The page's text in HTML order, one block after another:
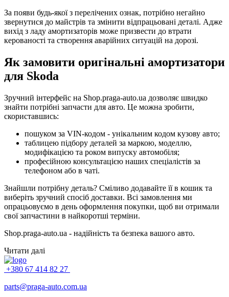
За появи будь-якої з перелічених ознак, потрібно негайно
звернутися до майстрів та змінити відпрацьовані деталі. Адже
вихід з ладу амортизаторів може призвести до втрати
керованості та створення аварійних ситуацій на дорозі.
Як замовити оригінальні амортизатори
для Skoda
Зручний інтерфейс на Shop.praga-auto.ua дозволяє швидко
знайти потрібні запчасти для авто. Це можна зробити,
скориставшись:
пошуком за VIN-кодом - унікальним кодом кузову авто;
таблицею підбору деталей за маркою, моделлю,
модифікацією та роком випуску автомобіля;
професійною консультацією наших спеціалістів за
телефоном або в чаті.
Знайшли потрібну деталь? Сміливо додавайте її в кошик та
виберіть зручний спосіб доставки. Всі замовлення ми
опрацьовуємо в день оформлення покупки, щоб ви отримали
свої запчастини в найкоротші терміни.
Shop.praga-auto.ua - надійність та безпека вашого авто.
Читати далі
+380 67 414 82 27
parts@praga-auto.com.ua